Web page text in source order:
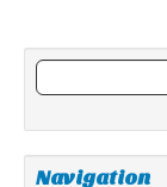
Navigation